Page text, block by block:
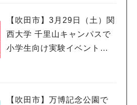
【吹田市】3月29日（土）関
西大学 千里山キャンパスで
小学生向け実験イベント、
【吹田市】万博記念公園で